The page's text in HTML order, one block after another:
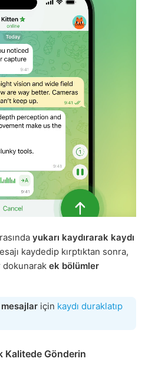
yukarı kaydırarak kaydı
kaydedip kırptıktan sonra,
dokunarak ek bölümler
için kaydı duraklatıp
Kalitede Gönderin